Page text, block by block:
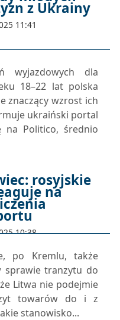
z Ukrainy
11:41
wyjazdowych dla
18–22 lat polska
znaczący wzrost ich
ukraiński portal
na Politico, średnio
rosyjskie
na
10:38
po Kremlu, także
sprawie tranzytu do
Litwa nie podejmie
towarów do i z
stanowisko...